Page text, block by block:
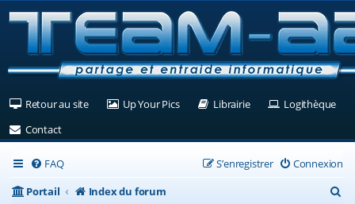
Retour au site(Ouvre un nouvel onglet)
Up Your Pics(Ouvre un nouvel onglet)
Librairie(Ouvre un nouvel
Logithèque
Contact(Ouvre un nouvel onglet)
FAQ Connexion
S’enregistrer
Portail
Index du forum